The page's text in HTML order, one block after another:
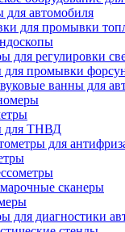
для автомобиля
для промывки
для регулировки
для промывки
ванны для
для ТНВД
для
сканеры
для диагностики